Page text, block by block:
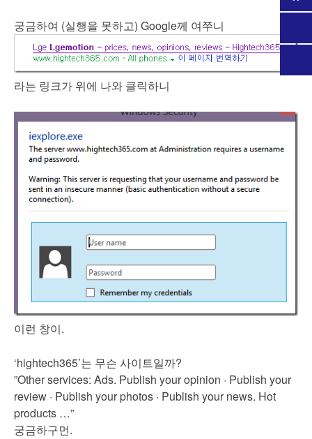
궁금하여 (실행을 못하고) Google께 여쭈니
라는 링크가 위에 나와 클릭하니
이런 창이.
‘hightech365’는 무슨 사이트일까?
”Other services: Ads. Publish your opinion · Publish your
review · Publish your photos · Publish your news. Hot
products …”
궁금하구먼.